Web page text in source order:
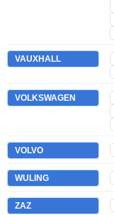
VAUXHALL
VOLKSWAGEN
VOLVO
WULING
ZAZ